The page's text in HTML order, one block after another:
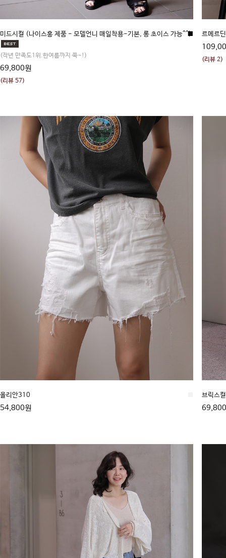
미드시컬 (나이스홍 제품 - 모델언니 매일착용-기본, 롱 초이스 가능^^)
(작년 만족도1위.한여름까지 쭉~!)
69,800원
■
(리뷰 57)
르메르
(리뷰 2)
올리안310
54,800원
브릭스